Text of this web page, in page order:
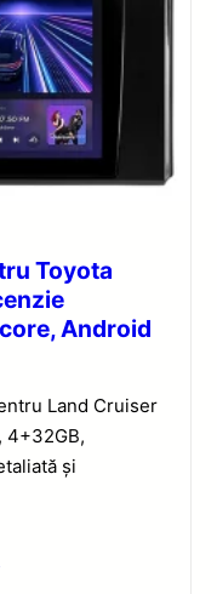
Toyota
Android
Land Cruiser
4+32GB,
și